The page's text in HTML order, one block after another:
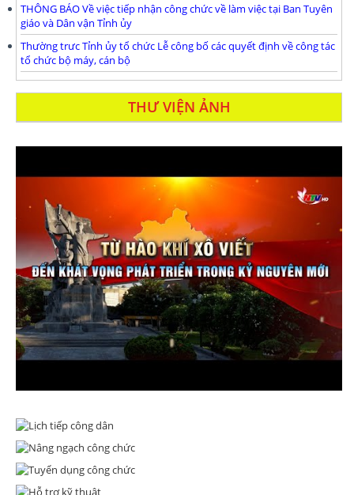
THÔNG BÁO Về việc tiếp nhận công chức về làm việc tại Ban Tuyên
giáo và Dân vận Tỉnh ủy
Thường trưc Tỉnh ủy tổ chức Lễ công bố các quyết định về công tác
tổ chức bộ máy, cán bộ
THƯ VIỆN ẢNH